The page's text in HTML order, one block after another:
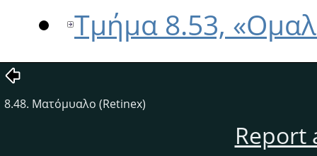
Τμήμα 8.53,
8.48. Ματόμυαλο (Retinex)
Report